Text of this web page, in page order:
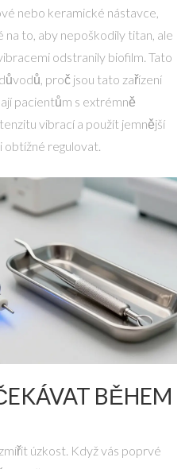
nebo keramické nástavce,
to, aby nepoškodily titan, ale
odstranily biofilm. Tato
proč jsou tato zařízení
pacientům s extrémně
vibrací a použít jemnější
obtížné regulovat.
BĚHEM
úzkost. Když vás poprvé